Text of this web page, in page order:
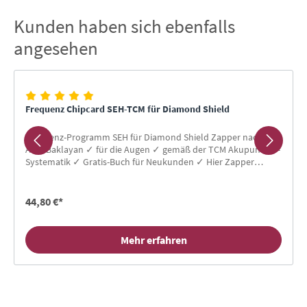
Produktgalerie überspringen
Kunden haben sich ebenfalls
angesehen
Frequenz Chipcard SEH-TCM für Diamond Shield
Frequenz-Programm SEH für Diamond Shield Zapper nach
Alan Baklayan ✓ für die Augen ✓ gemäß der TCM Akupunktur-
Systematik ✓ Gratis-Buch für Neukunden ✓ Hier Zapper
44,80 €*
Mehr erfahren